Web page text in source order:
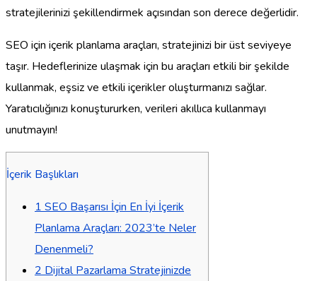
stratejilerinizi şekillendirmek açısından son derece değerlidir.
SEO için içerik planlama araçları, stratejinizi bir üst seviyeye
taşır. Hedeflerinize ulaşmak için bu araçları etkili bir şekilde
kullanmak, eşsiz ve etkili içerikler oluşturmanızı sağlar.
Yaratıcılığınızı konuştururken, verileri akıllıca kullanmayı
unutmayın!
İçerik Başlıkları
1 SEO Başarısı İçin En İyi İçerik
Planlama Araçları: 2023’te Neler
Denenmeli?
2 Dijital Pazarlama Stratejinizde